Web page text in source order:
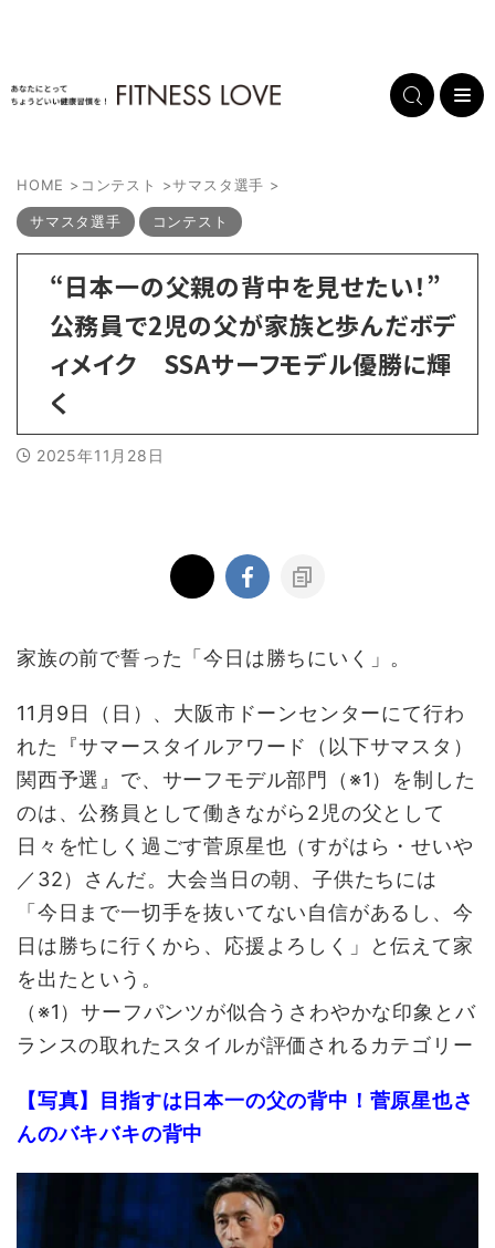
HOME > コンテスト >サマスタ選手 >
サマスタ選手 コンテスト
“日本一の父親の背中を見せたい！”
公務員で2児の父が家族と歩んだボデ
ィメイク SSAサーフモデル優勝に輝
く
2025年11月28日
家族の前で誓った「今日は勝ちにいく」。
11月9日（日）、大阪市ドーンセンターにて行わ
れた『サマースタイルアワード（以下サマスタ）
関西予選』で、サーフモデル部門（※1）を制した
のは、公務員として働きながら2児の父として
日々を忙しく過ごす菅原星也（すがはら・せいや
／32）さんだ。大会当日の朝、子供たちには
「今日まで一切手を抜いてない自信があるし、今
日は勝ちに行くから、応援よろしく」と伝えて家
を出たという。
（※1）サーフパンツが似合うさわやかな印象とバ
ランスの取れたスタイルが評価されるカテゴリー
【写真】目指すは日本一の父の背中！菅原星也さ
んのバキバキの背中